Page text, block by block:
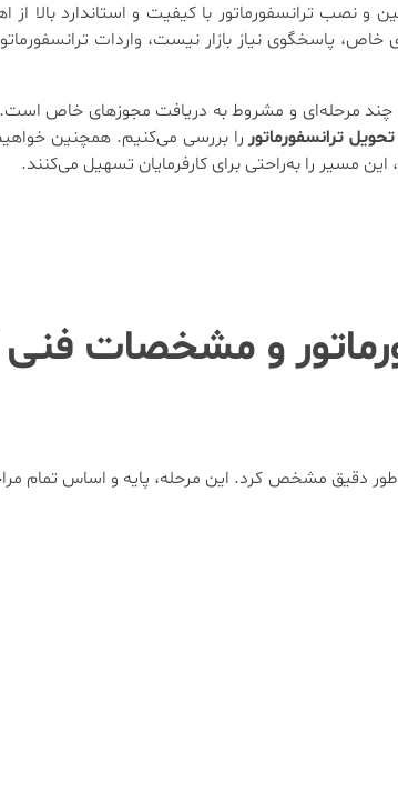
ترانسفورماتور با کیفیت و استاندارد بالا از
خاص، پاسخگوی نیاز بازار نیست، واردات
چند مرحله‌ای و مشروط به دریافت مجوزهای خاص است.
ترانسفورماتوررا بررسی می‌کنیم. همچنین
مسیر را به‌راحتی برای کارفرمایان تسهیل می‌کنند.
و مشخصات
به‌طور دقیق مشخص کرد. این مرحله، پایه و اساس